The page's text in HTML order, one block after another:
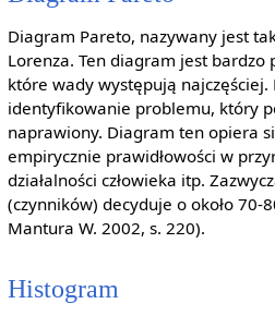
Diagram Pareto, nazywany jest
Lorenza. Ten diagram jest bardzo
które wady występują najczęściej.
identyfikowanie problemu, który
naprawiony. Diagram ten opiera
empirycznie prawidłowości w
działalności człowieka itp.
(czynników) decyduje o około 70-
Mantura W. 2002, s. 220).
Histogram